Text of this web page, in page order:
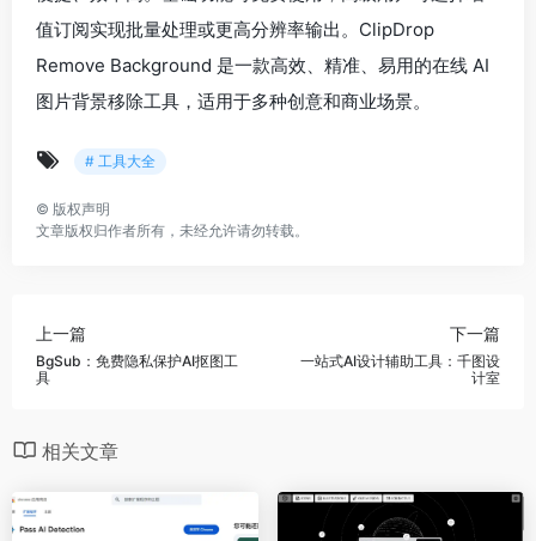
值订阅实现批量处理或更高分辨率输出。ClipDrop
Remove Background 是一款高效、精准、易用的在线 AI
图片背景移除工具，适用于多种创意和商业场景。
# 工具大全
© 版权声明
文章版权归作者所有，未经允许请勿转载。
上一篇
BgSub：免费隐私保护AI抠图工
具
下一篇
一站式AI设计辅助工具：千图设
计室
相关文章